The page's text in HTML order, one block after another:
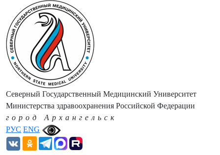
РУС ENG
Северный Государственный Медицинский Университет
Министерства здравоохранения Российской Федерации
город Архангельск